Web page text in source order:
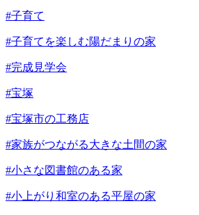
#子育て
#子育てを楽しむ陽だまりの家
#完成見学会
#宝塚
#宝塚市の工務店
#家族がつながる大きな土間の家
#小さな図書館のある家
#小上がり和室のある平屋の家